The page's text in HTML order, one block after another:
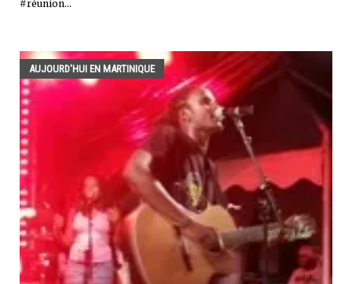
#réunion...
AUJOURD'HUI EN MARTINIQUE